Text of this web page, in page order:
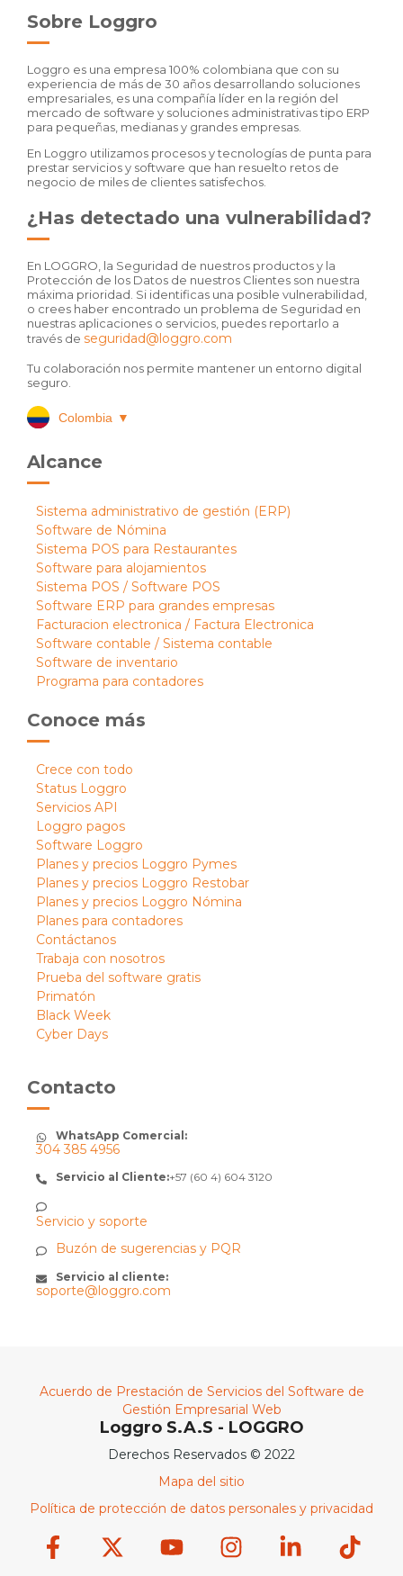
Sobre Loggro
Loggro es una empresa 100% colombiana que con su
experiencia de más de 30 años desarrollando soluciones
empresariales, es una compañía líder en la región del
mercado de software y soluciones administrativas tipo ERP
para pequeñas, medianas y grandes empresas.
En Loggro utilizamos procesos y tecnologías de punta para
prestar servicios y software que han resuelto retos de
negocio de miles de clientes satisfechos.
¿Has detectado una vulnerabilidad?
En LOGGRO, la Seguridad de nuestros productos y la
Protección de los Datos de nuestros Clientes son nuestra
máxima prioridad. Si identificas una posible vulnerabilidad,
o crees haber encontrado un problema de Seguridad en
nuestras aplicaciones o servicios, puedes reportarlo a
través de seguridad@loggro.com
Tu colaboración nos permite mantener un entorno digital
seguro.
Colombia ▼
Alcance
Sistema administrativo de gestión (ERP)
Software de Nómina
Sistema POS para Restaurantes
Software para alojamientos
Sistema POS / Software POS
Software ERP para grandes empresas
Facturacion electronica / Factura Electronica
Software contable / Sistema contable
Software de inventario
Programa para contadores
Conoce más
Crece con todo
Status Loggro
Servicios API
Loggro pagos
Software Loggro
Planes y precios Loggro Pymes
Planes y precios Loggro Restobar
Planes y precios Loggro Nómina
Planes para contadores
Contáctanos
Trabaja con nosotros
Prueba del software gratis
Primatón
Black Week
Cyber Days
Contacto
WhatsApp Comercial:
304 385 4956
Servicio al Cliente:+57 (60 4) 604 3120
Servicio y soporte
Buzón de sugerencias y PQR
Servicio al cliente:
soporte@loggro.com
Acuerdo de Prestación de Servicios del Software de
Gestión Empresarial Web
Loggro S.A.S - LOGGRO
Derechos Reservados © 2022
Mapa del sitio
Política de protección de datos personales y privacidad